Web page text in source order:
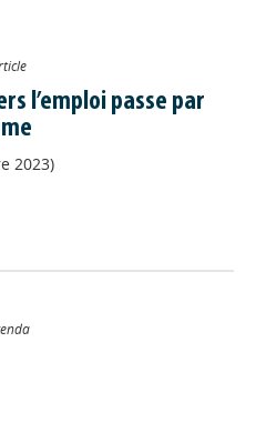
l’emploi passe par
2023)